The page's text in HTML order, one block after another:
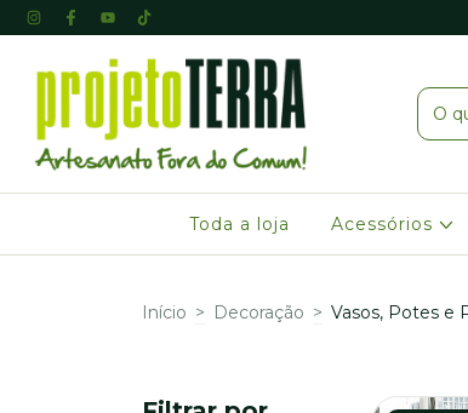
Toda a loja Acessórios
Início > Decoração > Vasos, Potes e